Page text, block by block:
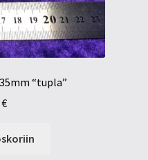
“tupla”
€